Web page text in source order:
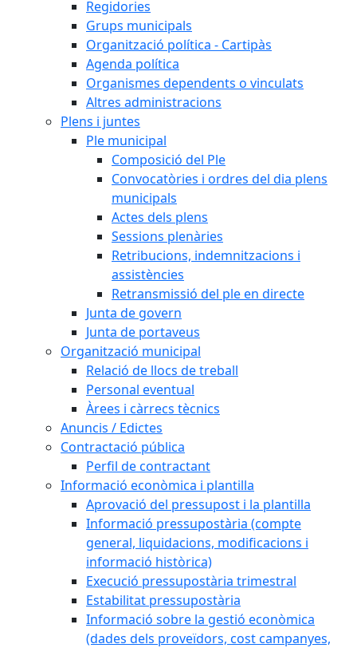
Regidories
Grups municipals
Organització política - Cartipàs
Agenda política
Organismes dependents o vinculats
Altres administracions
Plens i juntes
Ple municipal
Composició del Ple
Convocatòries i ordres del dia plens
municipals
Actes dels plens
Sessions plenàries
Retribucions, indemnitzacions i
assistències
Retransmissió del ple en directe
Junta de govern
Junta de portaveus
Organització municipal
Relació de llocs de treball
Personal eventual
Àrees i càrrecs tècnics
Anuncis / Edictes
Contractació pública
Perfil de contractant
Informació econòmica i plantilla
Aprovació del pressupost i la plantilla
Informació pressupostària (compte
general, liquidacions, modificacions i
informació històrica)
Execució pressupostària trimestral
Estabilitat pressupostària
Informació sobre la gestió econòmica
(dades dels proveïdors, cost campanyes,